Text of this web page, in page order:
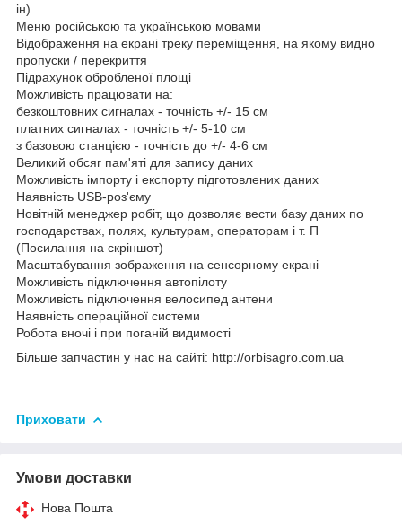
ін)
Меню російською та українською мовами
Відображення на екрані треку переміщення, на якому видно
пропуски / перекриття
Підрахунок обробленої площі
Можливість працювати на:
безкоштовних сигналах - точність +/- 15 см
платних сигналах - точність +/- 5-10 см
з базовою станцією - точність до +/- 4-6 см
Великий обсяг пам'яті для запису даних
Можливість імпорту і експорту підготовлених даних
Наявність USB-роз'єму
Новітній менеджер робіт, що дозволяє вести базу даних по
господарствах, полях, культурам, операторам і т. П
(Посилання на скріншот)
Масштабування зображення на сенсорному екрані
Можливість підключення автопілоту
Можливість підключення велосипед антени
Наявність операційної системи
Робота вночі і при поганій видимості
Більше запчастин у нас на сайті: http://orbisagro.com.ua
Приховати
Умови доставки
Нова Пошта